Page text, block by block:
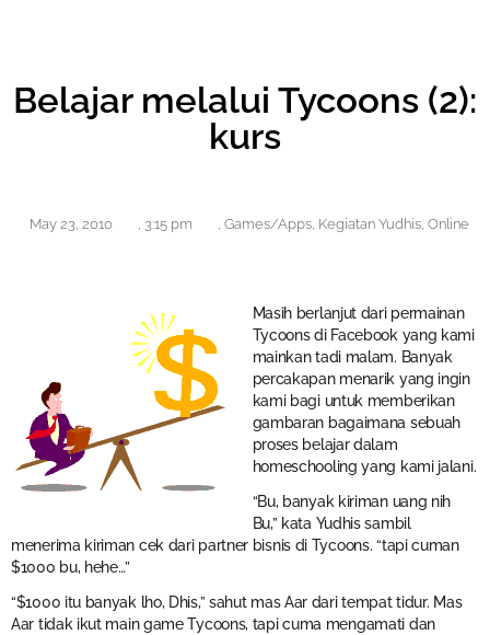
Belajar melalui Tycoons (2):
kurs
May 23, 2010 , 3:15 pm , Games/Apps, Kegiatan Yudhis, Online
Masih berlanjut dari permainan
Tycoons di Facebook yang kami
mainkan tadi malam. Banyak
percakapan menarik yang ingin
kami bagi untuk memberikan
gambaran bagaimana sebuah
proses belajar dalam
homeschooling yang kami jalani.
“Bu, banyak kiriman uang nih
Bu,” kata Yudhis sambil
menerima kiriman cek dari partner bisnis di Tycoons. “tapi cuman
$1000 bu, hehe…”
“$1000 itu banyak lho, Dhis,” sahut mas Aar dari tempat tidur. Mas
Aar tidak ikut main game Tycoons, tapi cuma mengamati dan